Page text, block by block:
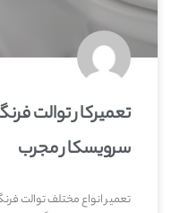
تعمیرکار توالت
سرویسکار مجرب
تعمیر انواع مختلف توالت